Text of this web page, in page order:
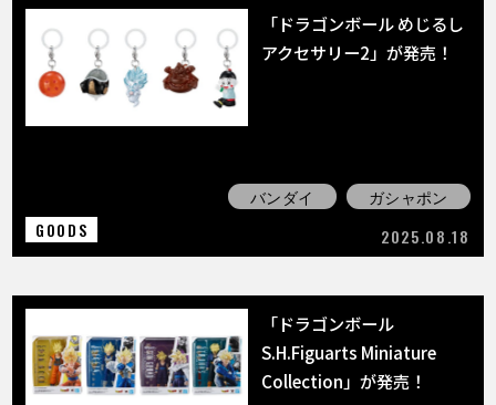
「ドラゴンボール めじるし
アクセサリー2」が発売！
バンダイ
ガシャポン
GOODS
2025.08.18
「ドラゴンボール
S.H.Figuarts Miniature
Collection」が発売！